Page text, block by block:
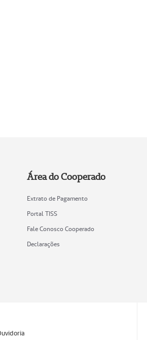
Área do Cooperado
Extrato de Pagamento
Portal TISS
Fale Conosco Cooperado
Declarações